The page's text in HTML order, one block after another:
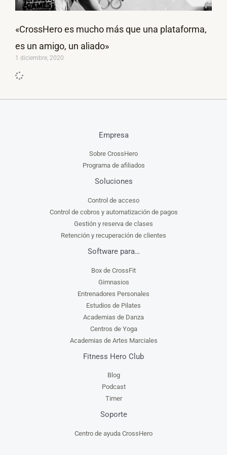
«CrossHero es mucho más que una plataforma,
es un amigo, un aliado»
1 diciembre, 2020
Empresa
Sobre CrossHero
Programa de afiliados
Soluciones
Control de acceso
Control de cobros y automatización de pagos
Gestión y reserva de clases
Retención y recuperación de clientes
Software para…
Box de CrossFit
Gimnasios
Entrenadores Personales
Estudios de Pilates
Academias de Danza
Centros de Yoga
Academias de Artes Marciales
Fitness Hero Club
Blog
Podcast
Timer
Soporte
Centro de ayuda CrossHero